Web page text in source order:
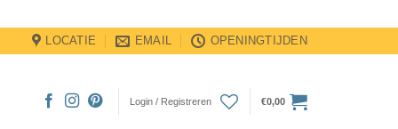
LOCATIE EMAIL OPENINGTIJDEN
Login / Registreren €0,00